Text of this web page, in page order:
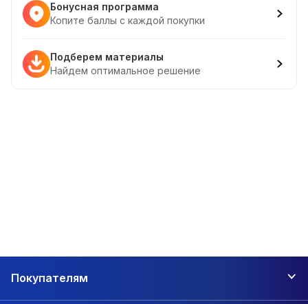
Бонусная программа
Копите баллы с каждой покупки
Подберем материалы
Найдем оптимальное решение
Покупателям